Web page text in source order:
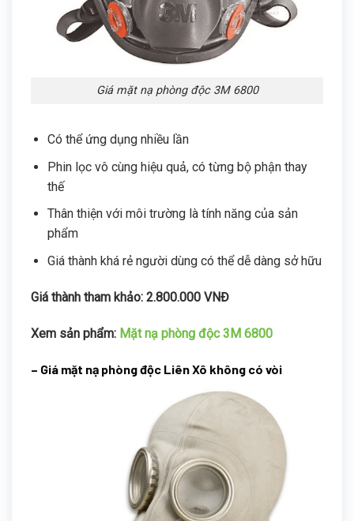
Giá mặt nạ phòng độc 3M 6800
Có thể ứng dụng nhiều lần
Phin lọc vô cùng hiệu quả, có từng bộ phận thay
thế
Thân thiện với môi trường là tính năng của sản
phẩm
Giá thành khá rẻ người dùng có thể dễ dàng sở hữu
Giá thành tham khảo: 2.800.000 VNĐ
Xem sản phẩm: Mặt nạ phòng độc 3M 6800
– Giá mặt nạ phòng độc Liên Xô không có vòi